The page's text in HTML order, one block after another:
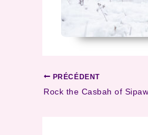
PRÉCÉDENT
Rock the Casbah of